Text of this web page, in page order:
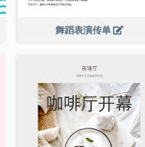
舞蹈表演传单